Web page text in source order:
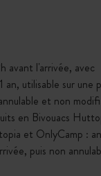
avant l'arrivée, avec
an, utilisable sur une
et non
en Bivouacs
et OnlyCamp :
puis non